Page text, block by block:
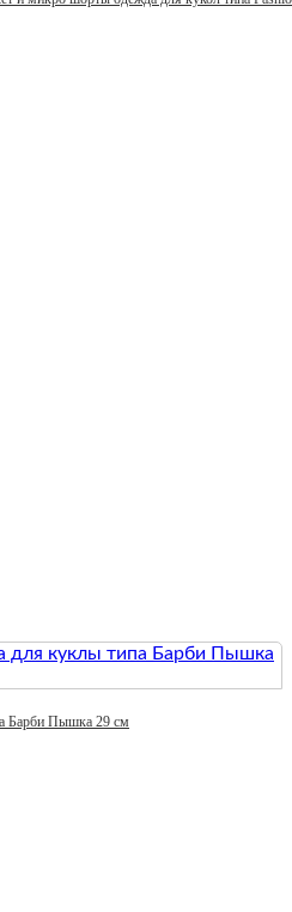
Барби Пышка 29 см